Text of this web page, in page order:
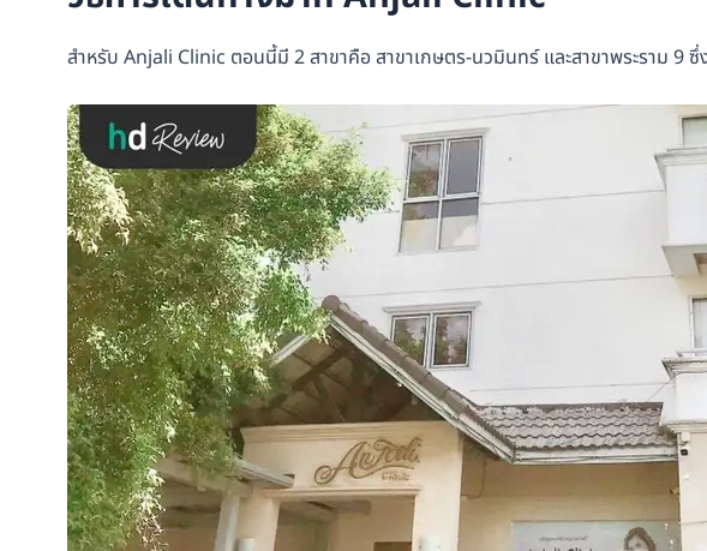
สำหรับ Anjali Clinic ตอนนี้มี 2 สาขาคือ สาขาเกษตร-นวมินทร์ และสาขาพระราม 9 ซึ่